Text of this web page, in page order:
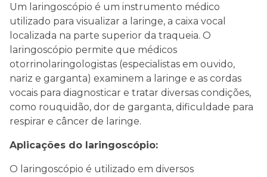
Um laringoscópio é um instrumento médico
utilizado para visualizar a laringe, a caixa vocal
localizada na parte superior da traqueia. O
laringoscópio permite que médicos
otorrinolaringologistas (especialistas em ouvido,
nariz e garganta) examinem a laringe e as cordas
vocais para diagnosticar e tratar diversas condições,
como rouquidão, dor de garganta, dificuldade para
respirar e câncer de laringe.
Aplicações do laringoscópio:
O laringoscópio é utilizado em diversos